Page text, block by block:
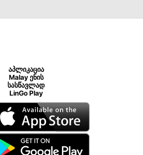
აპლიკაცია
Malay ენის
სასწავლად
LinGo Play